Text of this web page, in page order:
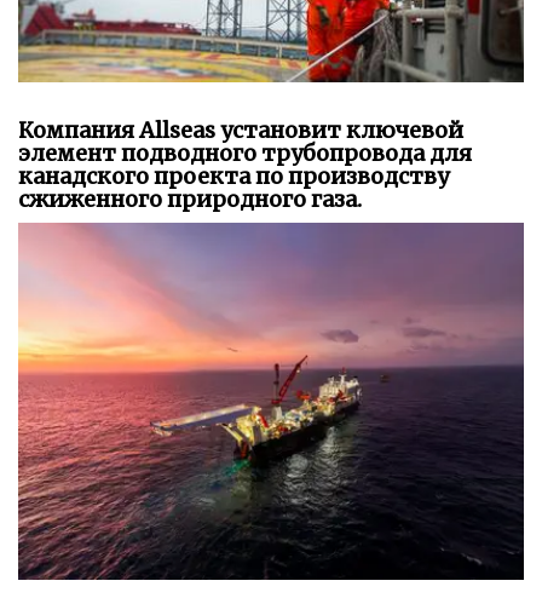
Компания Allseas установит ключевой
элемент подводного трубопровода для
канадского проекта по производству
сжиженного природного газа.